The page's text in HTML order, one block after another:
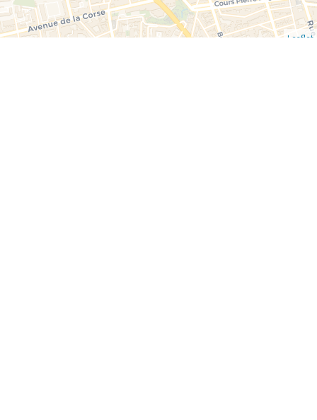
Leaflet